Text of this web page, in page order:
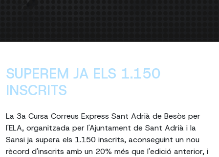
SUPEREM JA ELS 1.150
INSCRITS
La 3a Cursa Correus Express Sant Adrià de Besòs per
l'ELA, organitzada per l'Ajuntament de Sant Adrià i la
Sansi ja supera els 1.150 inscrits, aconseguint un nou
rècord d'inscrits amb un 20% més que l'edició anterior, i